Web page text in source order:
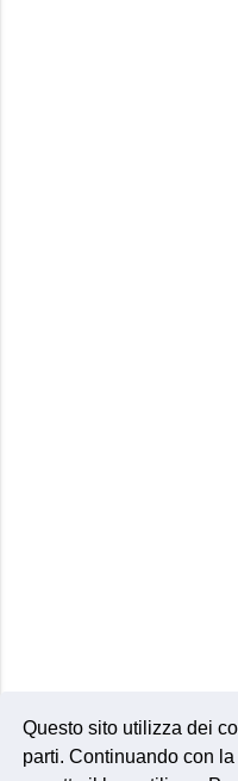
Questo sito utilizza dei
parti. Continuando con